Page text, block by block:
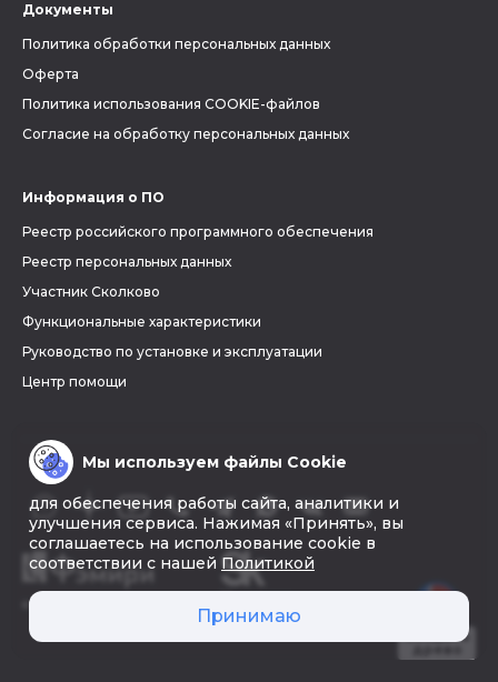
Документы
Политика обработки персональных данных
Оферта
Политика использования COOKIE-файлов
Согласие на обработку персональных данных
Информация о ПО
Реестр российского программного обеспечения
Реестр персональных данных
Участник Сколково
Функциональные характеристики
Руководство по установке и эксплуатации
Центр помощи
© 2026 «Фэмири»
Мы используем файлы Cookie
для обеспечения работы сайта, аналитики и
улучшения сервиса. Нажимая «Принять», вы
соглашаетесь на использование cookie в
соответствии с нашей Политикой
Принимаю
Создать